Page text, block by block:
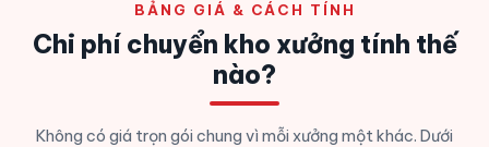
BẢNG GIÁ & CÁCH TÍNH
Chi phí chuyển kho xưởng tính thế
nào?
Không có giá trọn gói chung vì mỗi xưởng một khác. Dưới